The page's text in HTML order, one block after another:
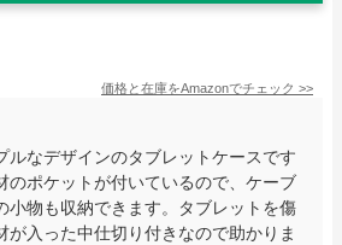
価格と在庫をAmazonでチェック >>
ルなデザインのタブレットケースです
のポケットが付いているので、ケーブ
小物も収納できます。タブレットを傷
が入った中仕切り付きなので助かりま